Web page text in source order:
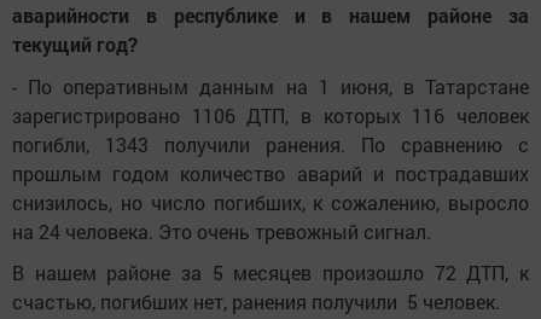
аварийности в республике и в нашем районе за
текущий год?
- По оперативным данным на 1 июня, в Татарстане
зарегистрировано 1106 ДТП, в которых 116 человек
погибли, 1343 получили ранения. По сравнению с
прошлым годом количество аварий и пострадавших
снизилось, но число погибших, к сожалению, выросло
на 24 человека. Это очень тревожный сигнал.
В нашем районе за 5 месяцев произошло 72 ДТП, к
счастью, погибших нет, ранения получили 5 человек.